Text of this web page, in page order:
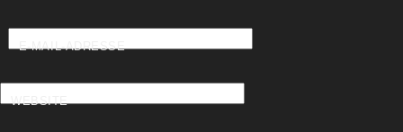
E-MAIL-ADRESSE
WEBSITE